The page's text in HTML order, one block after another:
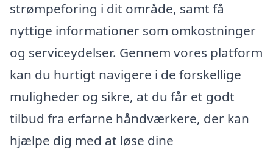
strømpeforing i dit område, samt få
nyttige informationer som omkostninger
og serviceydelser. Gennem vores platform
kan du hurtigt navigere i de forskellige
muligheder og sikre, at du får et godt
tilbud fra erfarne håndværkere, der kan
hjælpe dig med at løse dine